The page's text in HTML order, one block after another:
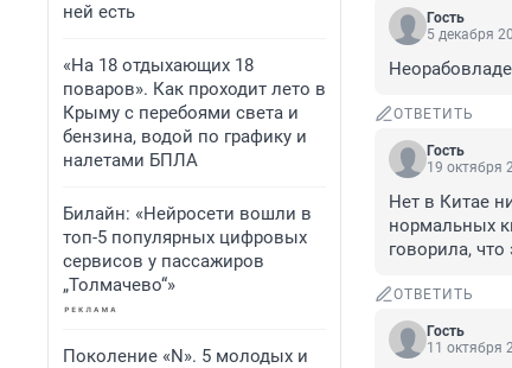
ней есть
«На 18 отдыхающих 18
поваров». Как проходит лето в
Крыму с перебоями света и
бензина, водой по графику и
налетами БПЛА
Билайн: «Нейросети вошли в
топ-5 популярных цифровых
сервисов у пассажиров
„Толмачево“»
Поколение «N». 5 молодых и
Гость
5 декабря
ОТВЕТИТЬ
Гость
19 октября
Нет в Китае
нормальных
говорила,
ОТВЕТИТЬ
Гость
11 октября